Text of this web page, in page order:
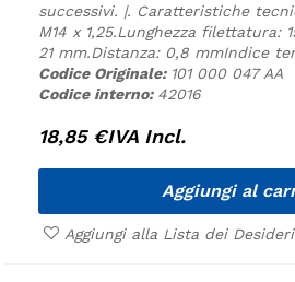
successivi. |. Caratteristiche
M14 x 1,25.Lunghezza filettatura:
21 mm.Distanza: 0,8 mmIndice
Codice Originale: 101 000 047 AA
Codice interno: 42016
18,85 €IVA Incl.
Aggiungi al
Aggiungi alla Lista dei Desideri